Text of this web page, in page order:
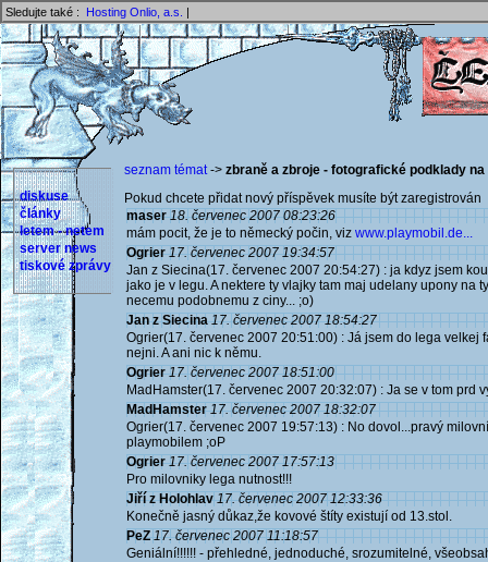
Sledujte také : Hosting Onlio, a.s. |
diskuse
články
letem - netem
server news
tiskové zprávy
seznam témat-> zbraně a zbroje - fotografické podklady na
Pokud chcete přidat nový příspěvek musíte být
maser 18. červenec 2007 08:23:26
mám pocit, že je to německý počin, viz www.playmobil.de...
Ogrier 17. červenec 2007 19:34:57
Jan z Siecina(17. červenec 2007 20:54:27) : ja kdyz jsem
jako je v legu. A nektere ty vlajky tam maj udelany upony na
necemu podobnemu z ciny... ;o)
Jan z Siecina 17. červenec 2007 18:54:27
Ogrier(17. červenec 2007 20:51:00) : Já jsem do lega velkej
nejni. A ani nic k němu.
Ogrier 17. červenec 2007 18:51:00
MadHamster(17. červenec 2007 20:32:07) : Ja se v tom prd
MadHamster 17. červenec 2007 18:32:07
Ogrier(17. červenec 2007 19:57:13) : No dovol...pravý
playmobilem ;oP
Ogrier 17. červenec 2007 17:57:13
Pro milovniky lega nutnost!!!
Jiří z Holohlav 17. červenec 2007 12:33:36
Konečně jasný důkaz,že kovové štíty existují od 13.stol.
PeZ 17. červenec 2007 11:18:57
Geniální!!!!!! - přehledné, jednoduché, srozumitelné,